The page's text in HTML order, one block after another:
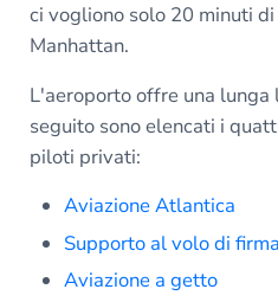
ci vogliono solo 20 minuti
Manhattan.
L'aeroporto offre una
seguito sono elencati i
piloti privati:
Aviazione Atlantica
Supporto al volo di firma
Aviazione a getto